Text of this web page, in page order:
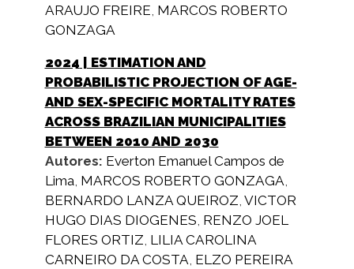
ARAUJO FREIRE, MARCOS ROBERTO
GONZAGA
2024 | ESTIMATION AND
PROBABILISTIC PROJECTION OF AGE-
AND SEX-SPECIFIC MORTALITY RATES
ACROSS BRAZILIAN MUNICIPALITIES
BETWEEN 2010 AND 2030
Autores: Everton Emanuel Campos de
Lima, MARCOS ROBERTO GONZAGA,
BERNARDO LANZA QUEIROZ, VICTOR
HUGO DIAS DIOGENES, RENZO JOEL
FLORES ORTIZ, LILIA CAROLINA
CARNEIRO DA COSTA, ELZO PEREIRA